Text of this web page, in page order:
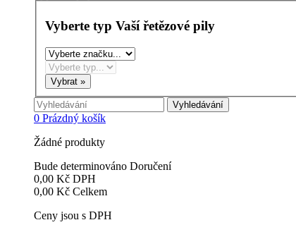
Vyberte typ Vaší řetězové pily
Vyhledávání
0 Prázdný košík
Žádné produkty
Bude determinováno Doručení
0,00 Kč DPH
0,00 Kč Celkem
Ceny jsou s DPH